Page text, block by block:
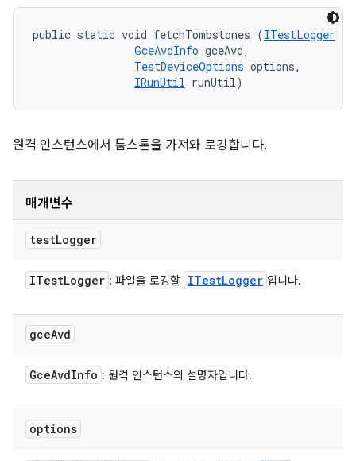
public static void fetchTombstones (ITestLogger
GceAvdInfo gceAvd,
TestDeviceOptions options,
IRunUtil runUtil)
원격 인스턴스에서 툼스톤을 가져와 로깅합니다.
매개변수
testLogger
ITestLogger : 파일을 로깅할 ITestLogger 입니다.
gceAvd
GceAvdInfo : 원격 인스턴스의 설명자입니다.
options